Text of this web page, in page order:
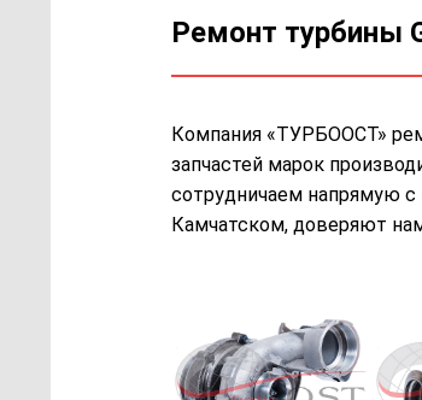
Ремонт турбины
Компания «ТУРБООСТ»
запчастей марок
сотрудничаем напрямую
Камчатском, доверяют